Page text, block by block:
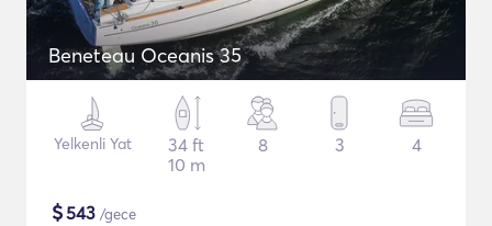
Beneteau Oceanis 35
Yelkenli Yat
34 ft
10 m
8 3 4
$543 /gece